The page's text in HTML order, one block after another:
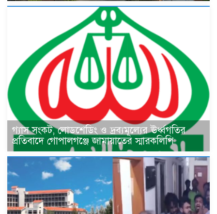
গ্যাস সংকট, লোডশেডিং ও দ্রব্যমূল্যের ঊর্ধ্বগতির
প্রতিবাদে গোপালগঞ্জে জামায়াতের স্মারকলিপি